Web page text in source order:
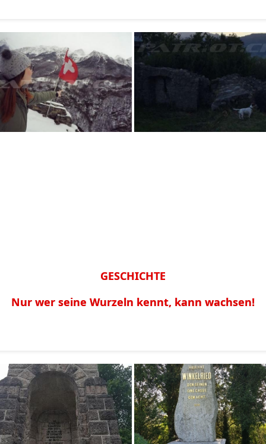
GESCHICHTE
Nur wer seine Wurzeln kennt, kann wachsen!